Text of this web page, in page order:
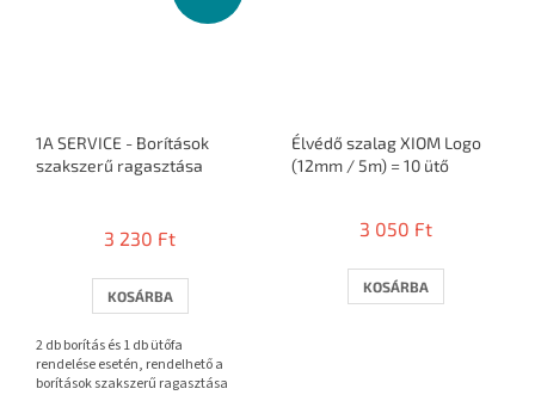
1A SERVICE - Borítások
szakszerű ragasztása
átlagos
5-
ből
csillag.
3 230 Ft
KOSÁRBA
2 db borítás és 1 db ütőfa
rendelése esetén, rendelhető a
borítások szakszerű ragasztása
Élvédő szalag XIOM Logo
(12mm / 5m) = 10 ütő
3 050 Ft
KOSÁRBA